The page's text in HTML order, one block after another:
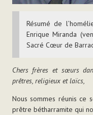
Résumé de
Enrique Miranda
Sacré Cœur de
Chers frères et sœurs
prêtres, religieux et laïcs,
Nous sommes réunis ce
prêtre bétharramite qui